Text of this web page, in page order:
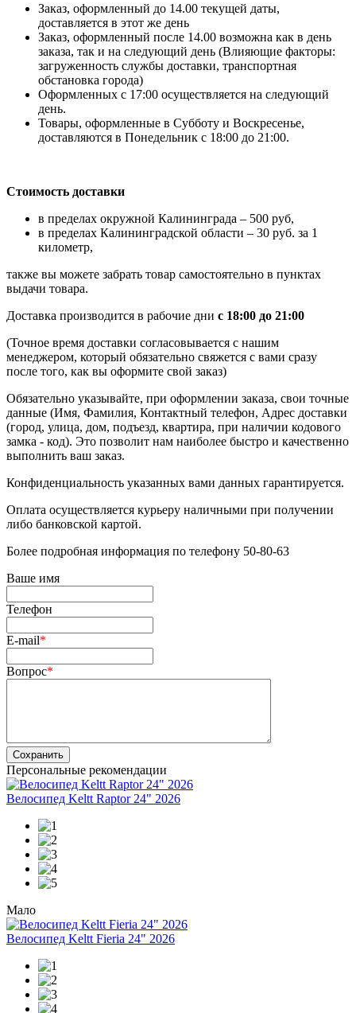
Заказ, оформленный до 14.00 текущей даты,
доставляется в этот же день
Заказ, оформленный после 14.00 возможна как в день
заказа, так и на следующий день (Влияющие факторы:
загруженность службы доставки, транспортная
обстановка города)
Оформленных с 17:00 осуществляется на следующий
день.
Товары, оформленные в Субботу и Воскресенье,
доставляются в Понедельник с 18:00 до 21:00.
Стоимость доставки
в пределах окружной Калининграда – 500 руб,
в пределах Калининградской области – 30 руб. за 1
километр,
также вы можете забрать товар самостоятельно в пунктах
выдачи товара.
Доставка производится в рабочие дни с 18:00 до 21:00
(Точное время доставки согласовывается с нашим
менеджером, который обязательно свяжется с вами сразу
после того, как вы оформите свой заказ)
Обязательно указывайте, при оформлении заказа, свои точные
данные (Имя, Фамилия, Контактный телефон, Адрес доставки
(город, улица, дом, подъезд, квартира, при наличии кодового
замка - код). Это позволит нам наиболее быстро и качественно
выполнить ваш заказ.
Конфиденциальность указанных вами данных гарантируется.
Оплата осуществляется курьеру наличными при получении
либо банковской картой.
Более подробная информация по телефону 50-80-63
Ваше имя
Телефон
E-mail*
Вопрос*
Сохранить
Персональные рекомендации
Велосипед Keltt Raptor 24" 2026
Мало
Велосипед Keltt Fieria 24" 2026